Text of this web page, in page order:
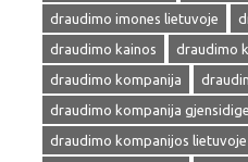
draudimo imones lietuvoje
draudimo kainos
draudimo
draudimo kompanija
draudimo kompanija gjensidige
draudimo kompanijos lietuvoje